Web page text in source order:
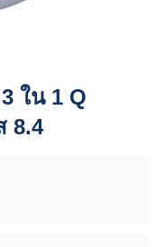
ใน 1 Q
8.4